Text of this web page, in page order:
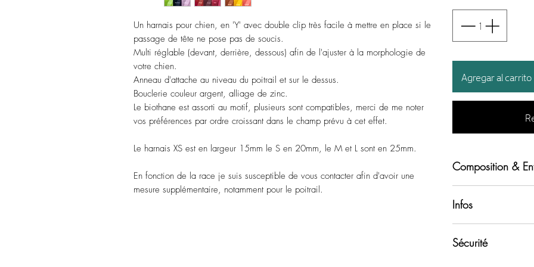
Un harnais pour chien, en 'Y' avec double clip très facile à mettre en place si le
passage de tête ne pose pas de soucis.
Multi réglable (devant, derrière, dessous) afin de l'ajuster à la morphologie de
votre chien.
Anneau d'attache au niveau du poitrail et sur le dessus.
Bouclerie couleur argent, alliage de zinc.
Le biothane est assorti au motif, plusieurs sont compatibles, merci de me noter
vos préférences par ordre croissant dans le champ prévu à cet effet.
Le harnais XS est en largeur 15mm le S en 20mm, le M et L sont en 25mm.
En fonction de la race je suis susceptible de vous contacter afin d'avoir une
mesure supplémentaire, notamment pour le poitrail.
Agregar al carrito
Composition &
Tissu imprimé
biothane bêta
Infos
Les harnais sont
Sécurité